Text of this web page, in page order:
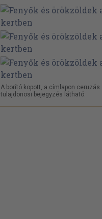
A borító kopott, a címlapon ceruzás
tulajdonosi bejegyzés látható.